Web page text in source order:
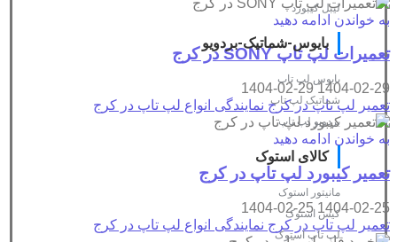
لیبل کیبورد
بایوس-شماتیک-بردویو
بایوس لپ تاپ
شماتیک لپ تاپ
بردویو لپ تاپ
کالای استوک
مانیتور استوک
کیس استوک
لپ تاپ استوک
به خواندن ادامه دهید
تعمیرات لپ تاپ SONY در کرج
1404-02-29
1404-02-29
تعمیر لپ تاپ در کرج نمایندگی انواع لپ تاپ در کرج
به خواندن ادامه دهید
تعمیر کیبورد لپ تاپ در کرج
1404-02-25
1404-02-25
تعمیر لپ تاپ در کرج نمایندگی انواع لپ تاپ در کرج